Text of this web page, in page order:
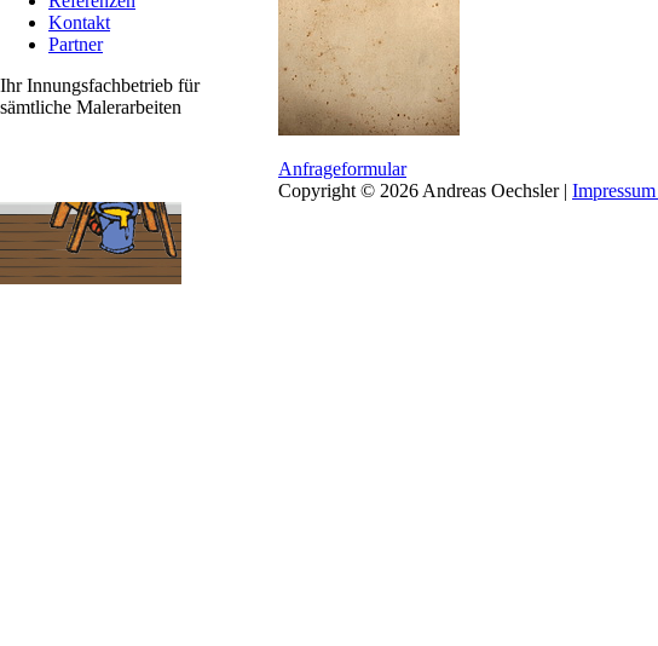
Kontakt
Partner
Ihr Innungsfachbetrieb für
sämtliche Malerarbeiten
Anfrageformular
Copyright © 2026 Andreas Oechsler | Impressum